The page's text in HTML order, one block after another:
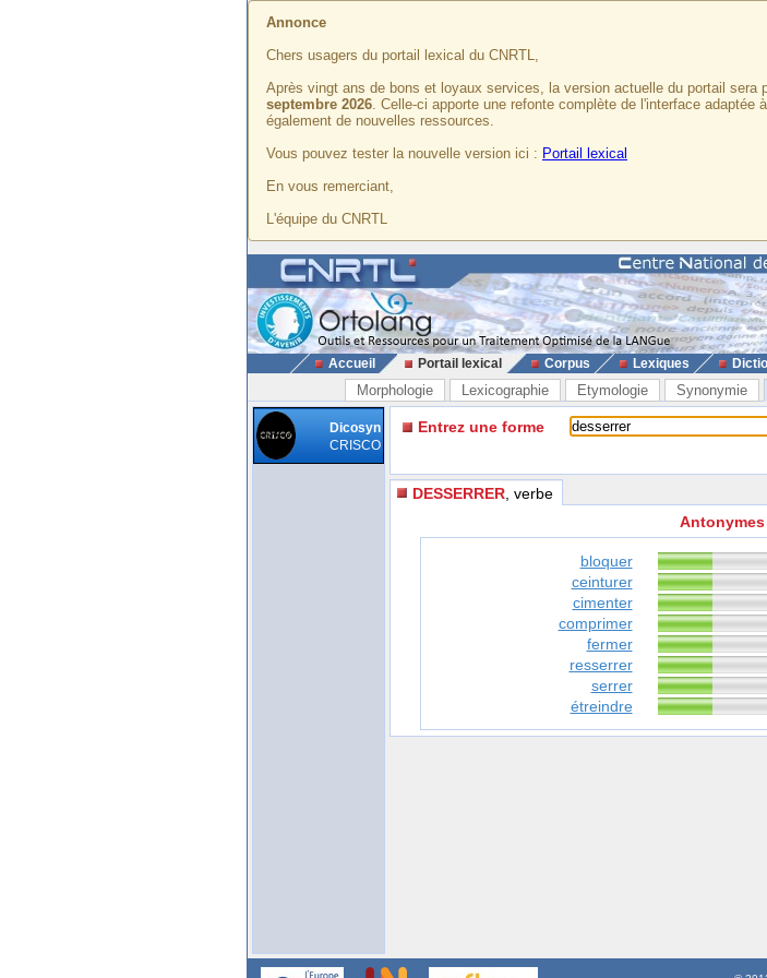
Annonce
Chers usagers du portail lexical du CNRTL,
Après vingt ans de bons et loyaux services, la version actuelle du portail sera
septembre 2026. Celle-ci apporte une refonte complète de l'interface
également de nouvelles ressources.
Vous pouvez tester la nouvelle version ici : Portail lexical
En vous remerciant,
L'équipe du CNRTL
Accueil Portail lexical Corpus Lexiques
Morphologie Lexicographie Etymologie Synonymie
Dicosyn
CRISCO
Entrez une forme
DESSERRER , verbe
bloquer
ceinturer
cimenter
comprimer
fermer
resserrer
serrer
étreindre